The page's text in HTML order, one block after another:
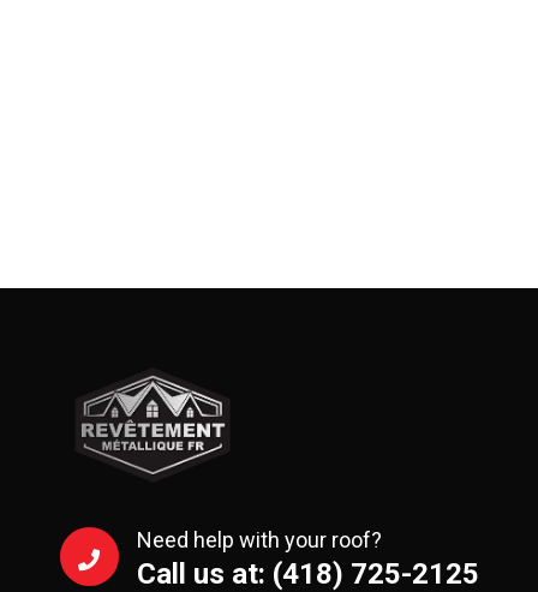
Need help with your roof?
Call us at: (418) 725-2125